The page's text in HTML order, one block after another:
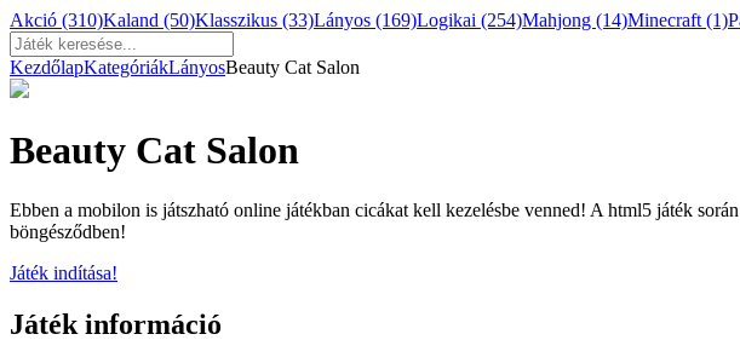
Akció (310)Kaland (50)Klasszikus (33)Lányos (169)Logikai (254)Mahjong (14)Minecraft (1)
KezdőlapKategóriákLányosBeauty Cat Salon
Beauty Cat Salon
Ebben a mobilon is játszható online játékban cicákat kell kezelésbe venned! A html5 játék
böngésződben!
Játék indítása!
Játék információ